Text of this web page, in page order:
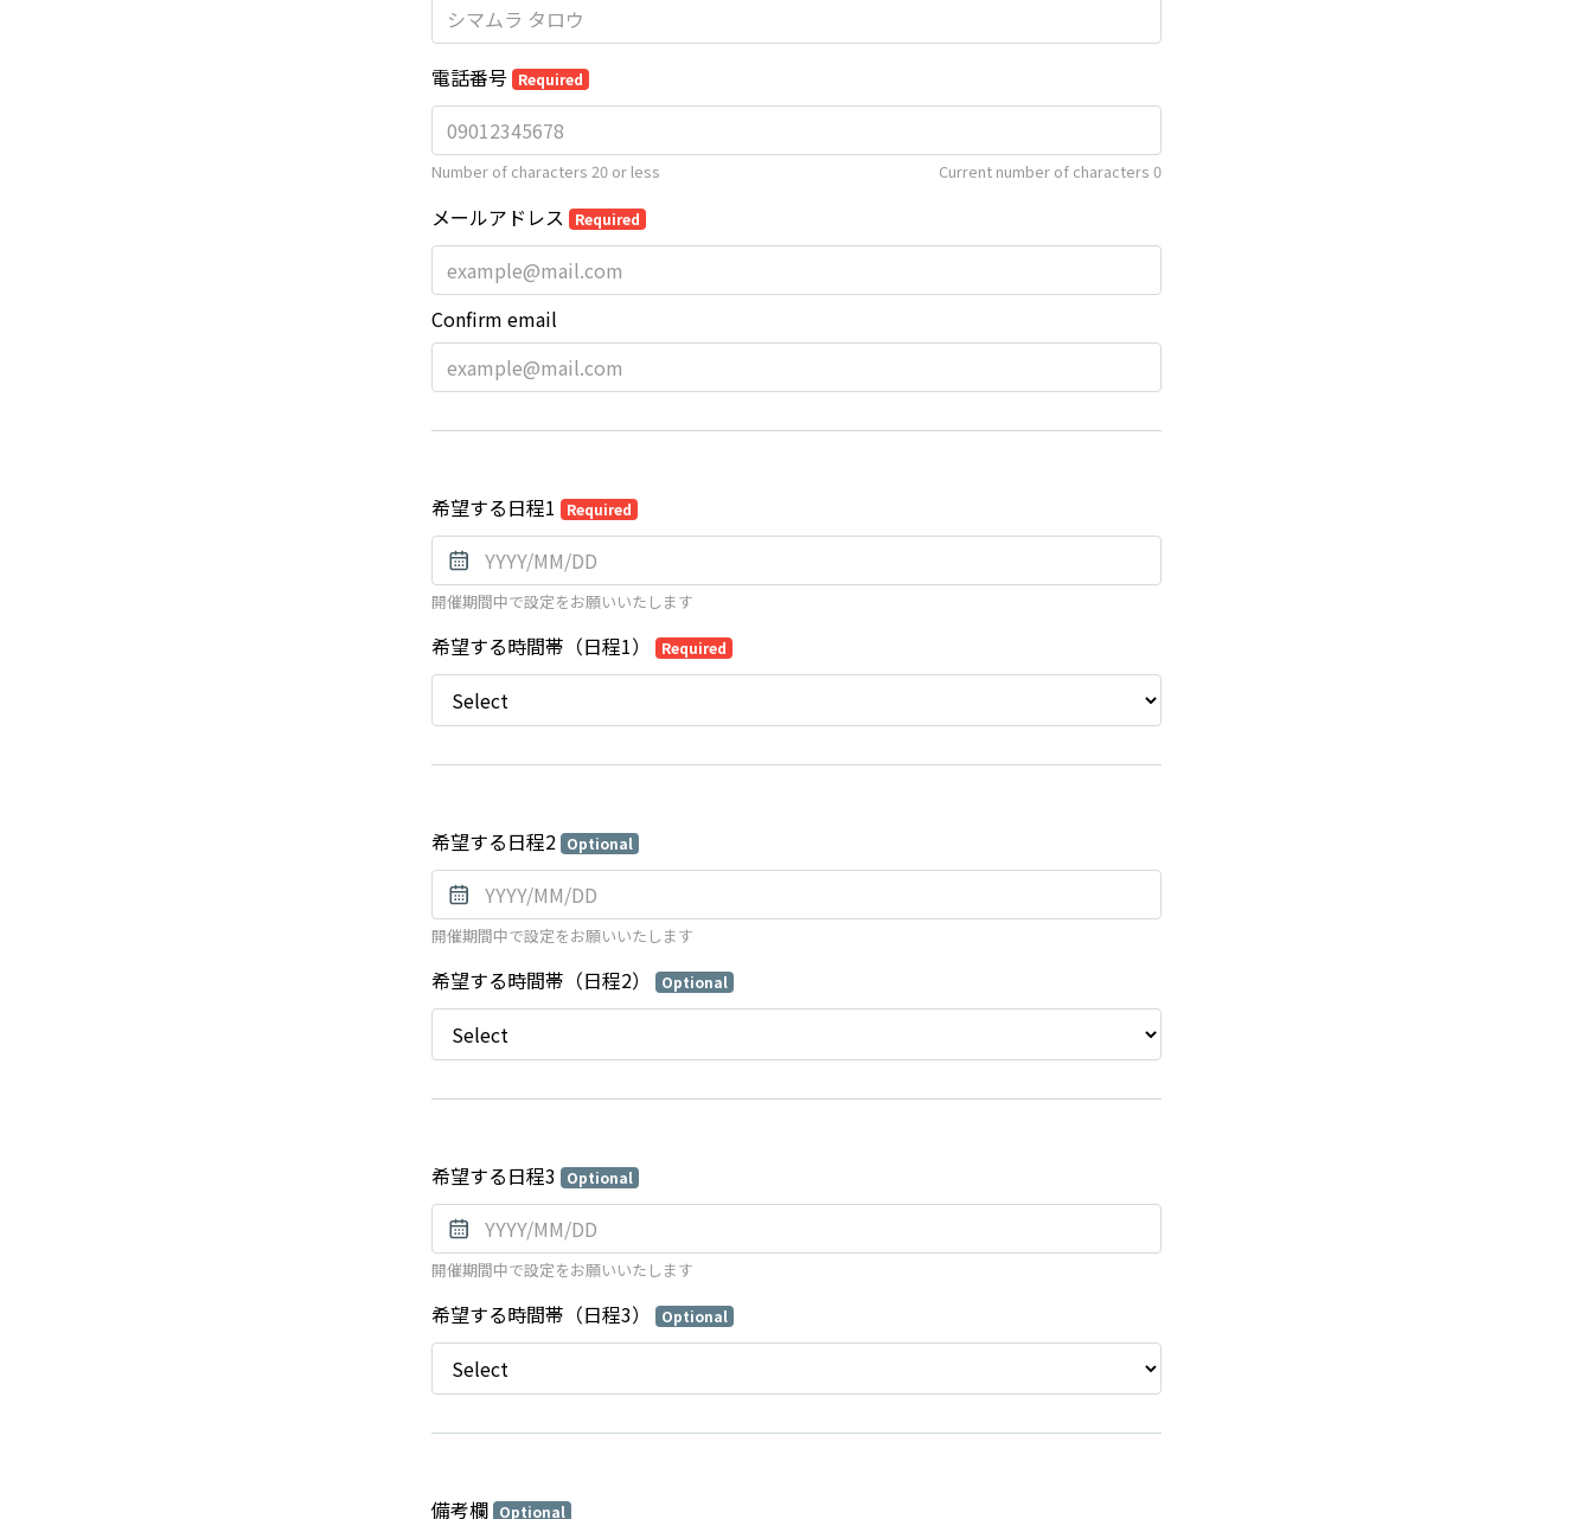
電話番号 Required
Number of characters 20 or less Current number of characters 0
メールアドレス Required
Confirm email
希望する日程1 Required
開催期間中で設定をお願いいたします
希望する時間帯（日程1） Required
希望する日程2 Optional
開催期間中で設定をお願いいたします
希望する時間帯（日程2） Optional
希望する日程3 Optional
開催期間中で設定をお願いいたします
希望する時間帯（日程3） Optional
備考欄 Optional